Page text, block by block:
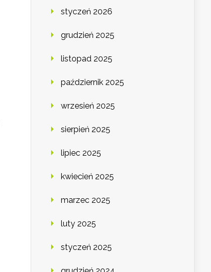
styczeń 2026
grudzień 2025
listopad 2025
październik 2025
wrzesień 2025
sierpień 2025
lipiec 2025
kwiecień 2025
marzec 2025
luty 2025
styczeń 2025